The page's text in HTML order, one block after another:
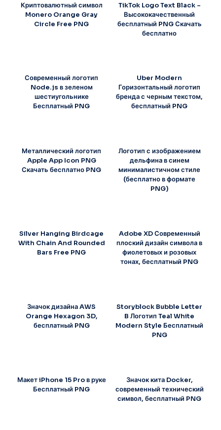
Криптовалютный символ
Monero Orange Gray
Circle Free PNG
TikTok Logo Text Black –
Высококачественный
бесплатный PNG Скачать
бесплатно
Современный логотип
Node.js в зеленом
шестиугольнике
Бесплатный PNG
Uber Modern
Горизонтальный логотип
бренда с черным текстом,
бесплатный PNG
Металлический логотип
Apple App Icon PNG
Скачать бесплатно PNG
Логотип с изображением
дельфина в синем
минималистичном стиле
(бесплатно в формате
PNG)
Silver Hanging Birdcage
With Chain And Rounded
Bars Free PNG
Adobe XD Современный
плоский дизайн символа в
фиолетовых и розовых
тонах, бесплатный PNG
Значок дизайна AWS
Orange Hexagon 3D,
бесплатный PNG
Storyblock Bubble Letter
B Логотип Teal White
Modern Style Бесплатный
PNG
Макет iPhone 15 Pro в руке
Бесплатный PNG
Значок кита Docker,
современный технический
символ, бесплатный PNG